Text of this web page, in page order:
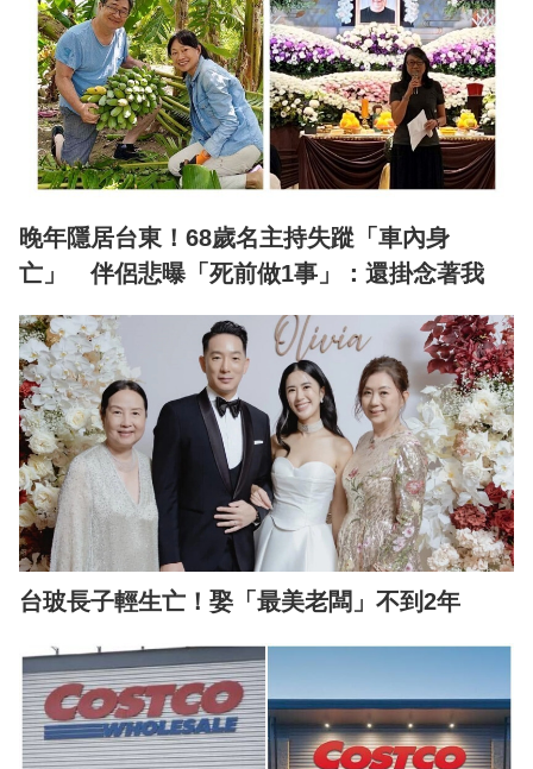
晚年隱居台東！68歲名主持失蹤「車內身
亡」 伴侶悲曝「死前做1事」：還掛念著我
台玻長子輕生亡！娶「最美老闆」不到2年